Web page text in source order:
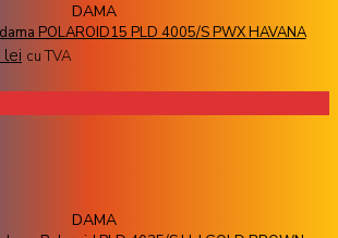
DAMA
POLAROID15 PLD 4005/S PWX HAVANA
lei cu TVA
DAMA